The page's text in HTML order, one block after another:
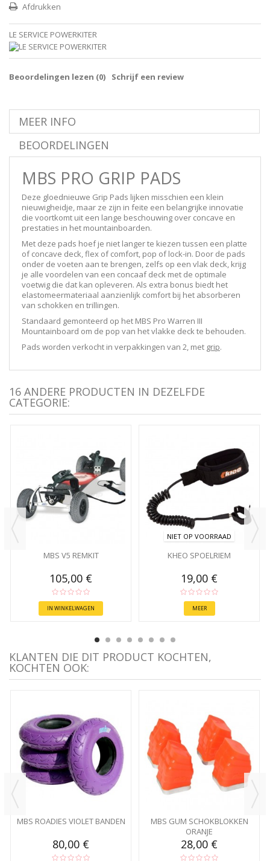
Afdrukken
LE SERVICE POWERKITER
Beoordelingen lezen (0) Schrijf een review
MEER INFO
BEOORDELINGEN
MBS PRO GRIP PADS
Deze gloednieuwe Grip Pads lijken misschien een klein
nieuwigheidje, maar ze zijn in feite een belangrijke innovatie
die voortkomt uit een lange beschouwing over concave en
prestaties in het mountainboarden.
Met deze pads hoef je niet langer te kiezen tussen een platte
of concave deck, flex of comfort, pop of lock-in. Door de pads
onder de voeten aan te brengen, zelfs op een vlak deck, krijg
je alle voordelen van een concaaf deck met de optimale
voetwig die dat kan opleveren. Als extra bonus biedt het
elastomeermateriaal aanzienlijk comfort bij het absorberen
van schokken en trillingen.
Standaard gemonteerd op het MBS Pro Warren III
Mountainboard om de pop van het vlakke deck te behouden.
Pads worden verkocht in verpakkingen van 2, met grip.
16 ANDERE PRODUCTEN IN DEZELFDE
CATEGORIE:
MBS V5 REMKIT
105,00 €
IN WINKELWAGEN
NIET OP VOORRAAD
KHEO SPOELRIEM
19,00 €
MEER
KLANTEN DIE DIT PRODUCT KOCHTEN,
KOCHTEN OOK:
MBS ROADIES VIOLET BANDEN
80,00 €
MBS GUM SCHOKBLOKKEN
ORANJE
28,00 €